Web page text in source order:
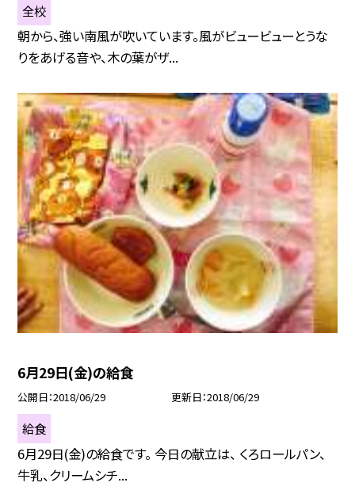
全校
朝から、強い南風が吹いています。風がビュービューとうな
りをあげる音や、木の葉がザ...
6月29日(金)の給食
公開日 2018/06/29 更新日 2018/06/29
給食
6月29日(金)の給食です。 今日の献立は、 くろロールパン、
牛乳、クリームシチ...